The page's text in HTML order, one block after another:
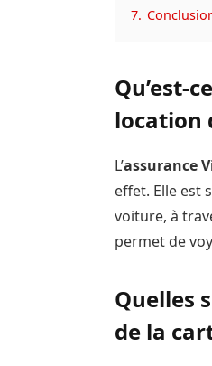
7.
Qu’est-
location
L’assurance
effet. Elle est
voiture, à
permet de
Quelles
de la